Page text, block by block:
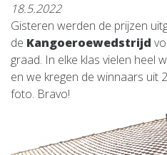
18.5.2022
Gisteren werden de prijzen
de Kangoeroewedstrijd
graad. In elke klas vielen heel
en we kregen de winnaars uit
foto. Bravo!